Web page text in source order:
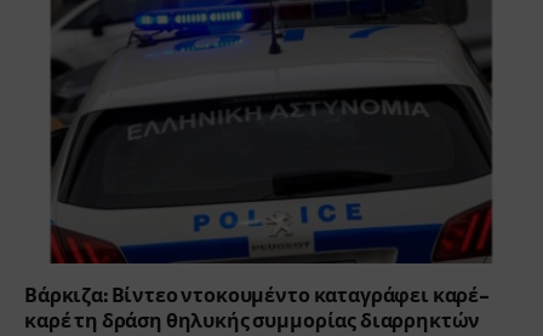
Βάρκιζα: Βίντεο ντοκουμέντο καταγράφει καρέ-
καρέ τη δράση θηλυκής συμμορίας διαρρηκτών